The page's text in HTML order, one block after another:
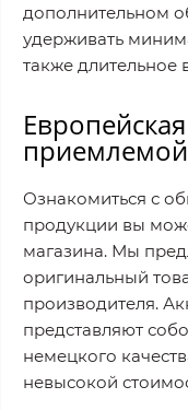
дополнительном
удерживать
также длительное
Ознакомиться с
продукции вы
магазина. Мы
оригинальный
производителя.
представляют
немецкого
невысокой